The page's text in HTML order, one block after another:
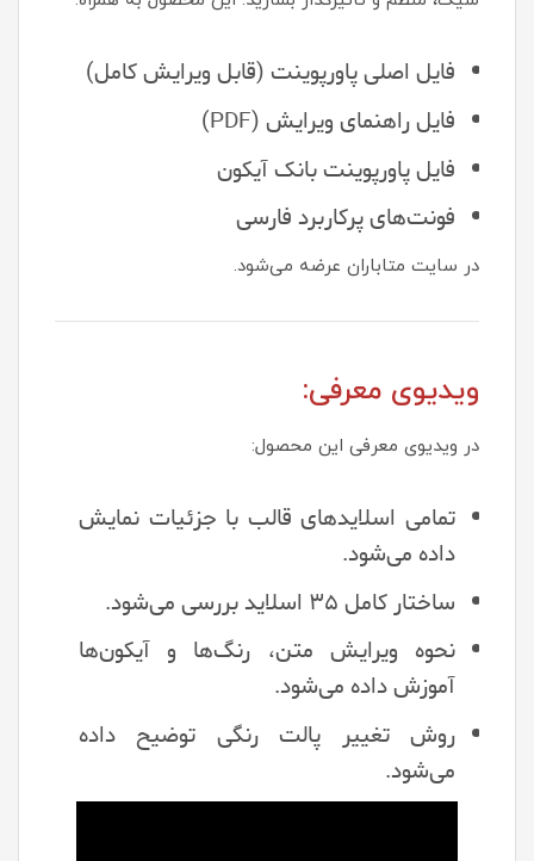
فایل اصلی پاورپوینت (قابل ویرایش کامل)
فایل راهنمای ویرایش (PDF)
فایل پاورپوینت بانک آیکون
فونت‌های پرکاربرد فارسی
در سایت متاباران عرضه می‌شود.
ویدیوی معرفی:
در ویدیوی معرفی این محصول:
تمامی اسلایدهای قالب با جزئیات نمایش
داده می‌شود.
ساختار کامل ۳۵ اسلاید بررسی می‌شود.
نحوه ویرایش متن، رنگ‌ها و آیکون‌ها
آموزش داده می‌شود.
روش تغییر پالت رنگی توضیح داده
می‌شود.